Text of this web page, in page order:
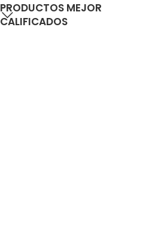
PRODUCTOS MEJOR
CALIFICADOS